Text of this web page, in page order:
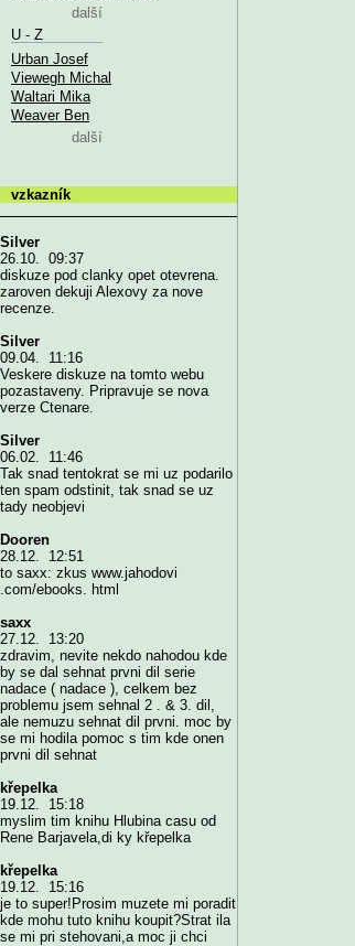
další
U - Z
Urban Josef
Viewegh Michal
Waltari Mika
Weaver Ben
další
vzkazník
Silver
26.10. 09:37
diskuze pod clanky opet otevrena.
zaroven dekuji Alexovy za nove
recenze.
Silver
09.04. 11:16
Veskere diskuze na tomto webu
pozastaveny. Pripravuje se nova
verze Ctenare.
Silver
06.02. 11:46
Tak snad tentokrat se mi uz podarilo
ten spam odstinit, tak snad se uz
tady neobjevi
Dooren
28.12. 12:51
to saxx: zkus www.jahodovi
.com/ebooks. html
saxx
27.12. 13:20
zdravim, nevite nekdo nahodou kde
by se dal sehnat prvni dil serie
nadace ( nadace ), celkem bez
problemu jsem sehnal 2 . & 3. dil,
ale nemuzu sehnat dil prvni. moc by
se mi hodila pomoc s tim kde onen
prvni dil sehnat
křepelka
19.12. 15:18
myslim tim knihu Hlubina casu od
Rene Barjavela,di ky křepelka
křepelka
19.12. 15:16
je to super!Prosim muzete mi poradit
kde mohu tuto knihu koupit?Strat ila
se mi pri stehovani,a moc ji chci